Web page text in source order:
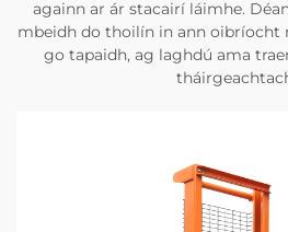
againn ar ár stacairí láimhe.
mbeidh do thoilín in ann oibríocht
go tapaidh, ag laghdú ama